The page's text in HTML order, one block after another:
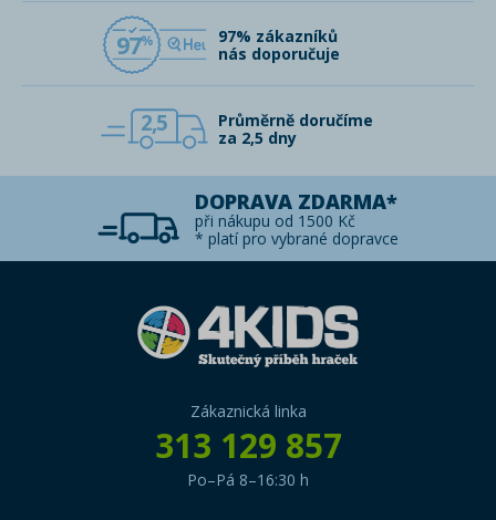
97
97% zákazníků
nás doporučuje
2,5
Průměrně doručíme
za 2,5 dny
DOPRAVA ZDARMA*
při nákupu od 1500 Kč
* platí pro vybrané dopravce
Zákaznická linka
313 129 857
Po–Pá 8–16:30 h